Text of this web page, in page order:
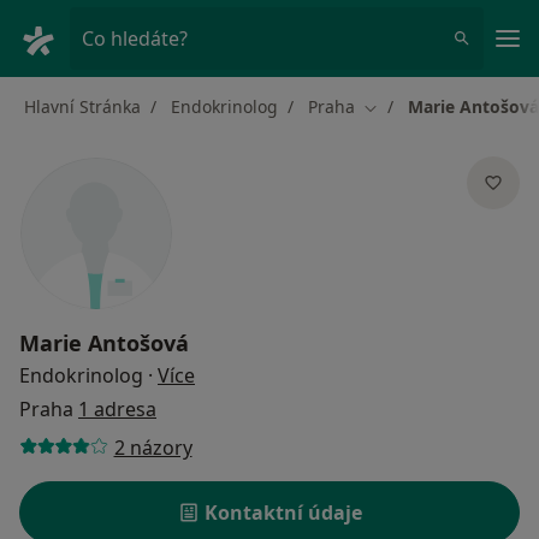
Co hledáte?
Hlavní Stránka Endokrinolog Praha Změna města
Marie Antošová
Marie Antošová
Endokrinolog · Více
Praha 1 adresa
2 názory
Kontaktní údaje